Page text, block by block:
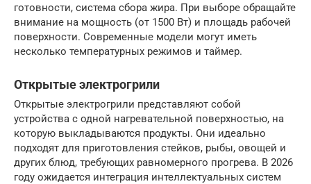
готовности, система сбора жира. При выборе обращайте
внимание на мощность (от 1500 Вт) и площадь рабочей
поверхности. Современные модели могут иметь
несколько температурных режимов и таймер.
Открытые электрогрили
Открытые электрогрили представляют собой
устройства с одной нагревательной поверхностью, на
которую выкладываются продукты. Они идеально
подходят для приготовления стейков, рыбы, овощей и
других блюд, требующих равномерного прогрева. В 2026
году ожидается интеграция интеллектуальных систем